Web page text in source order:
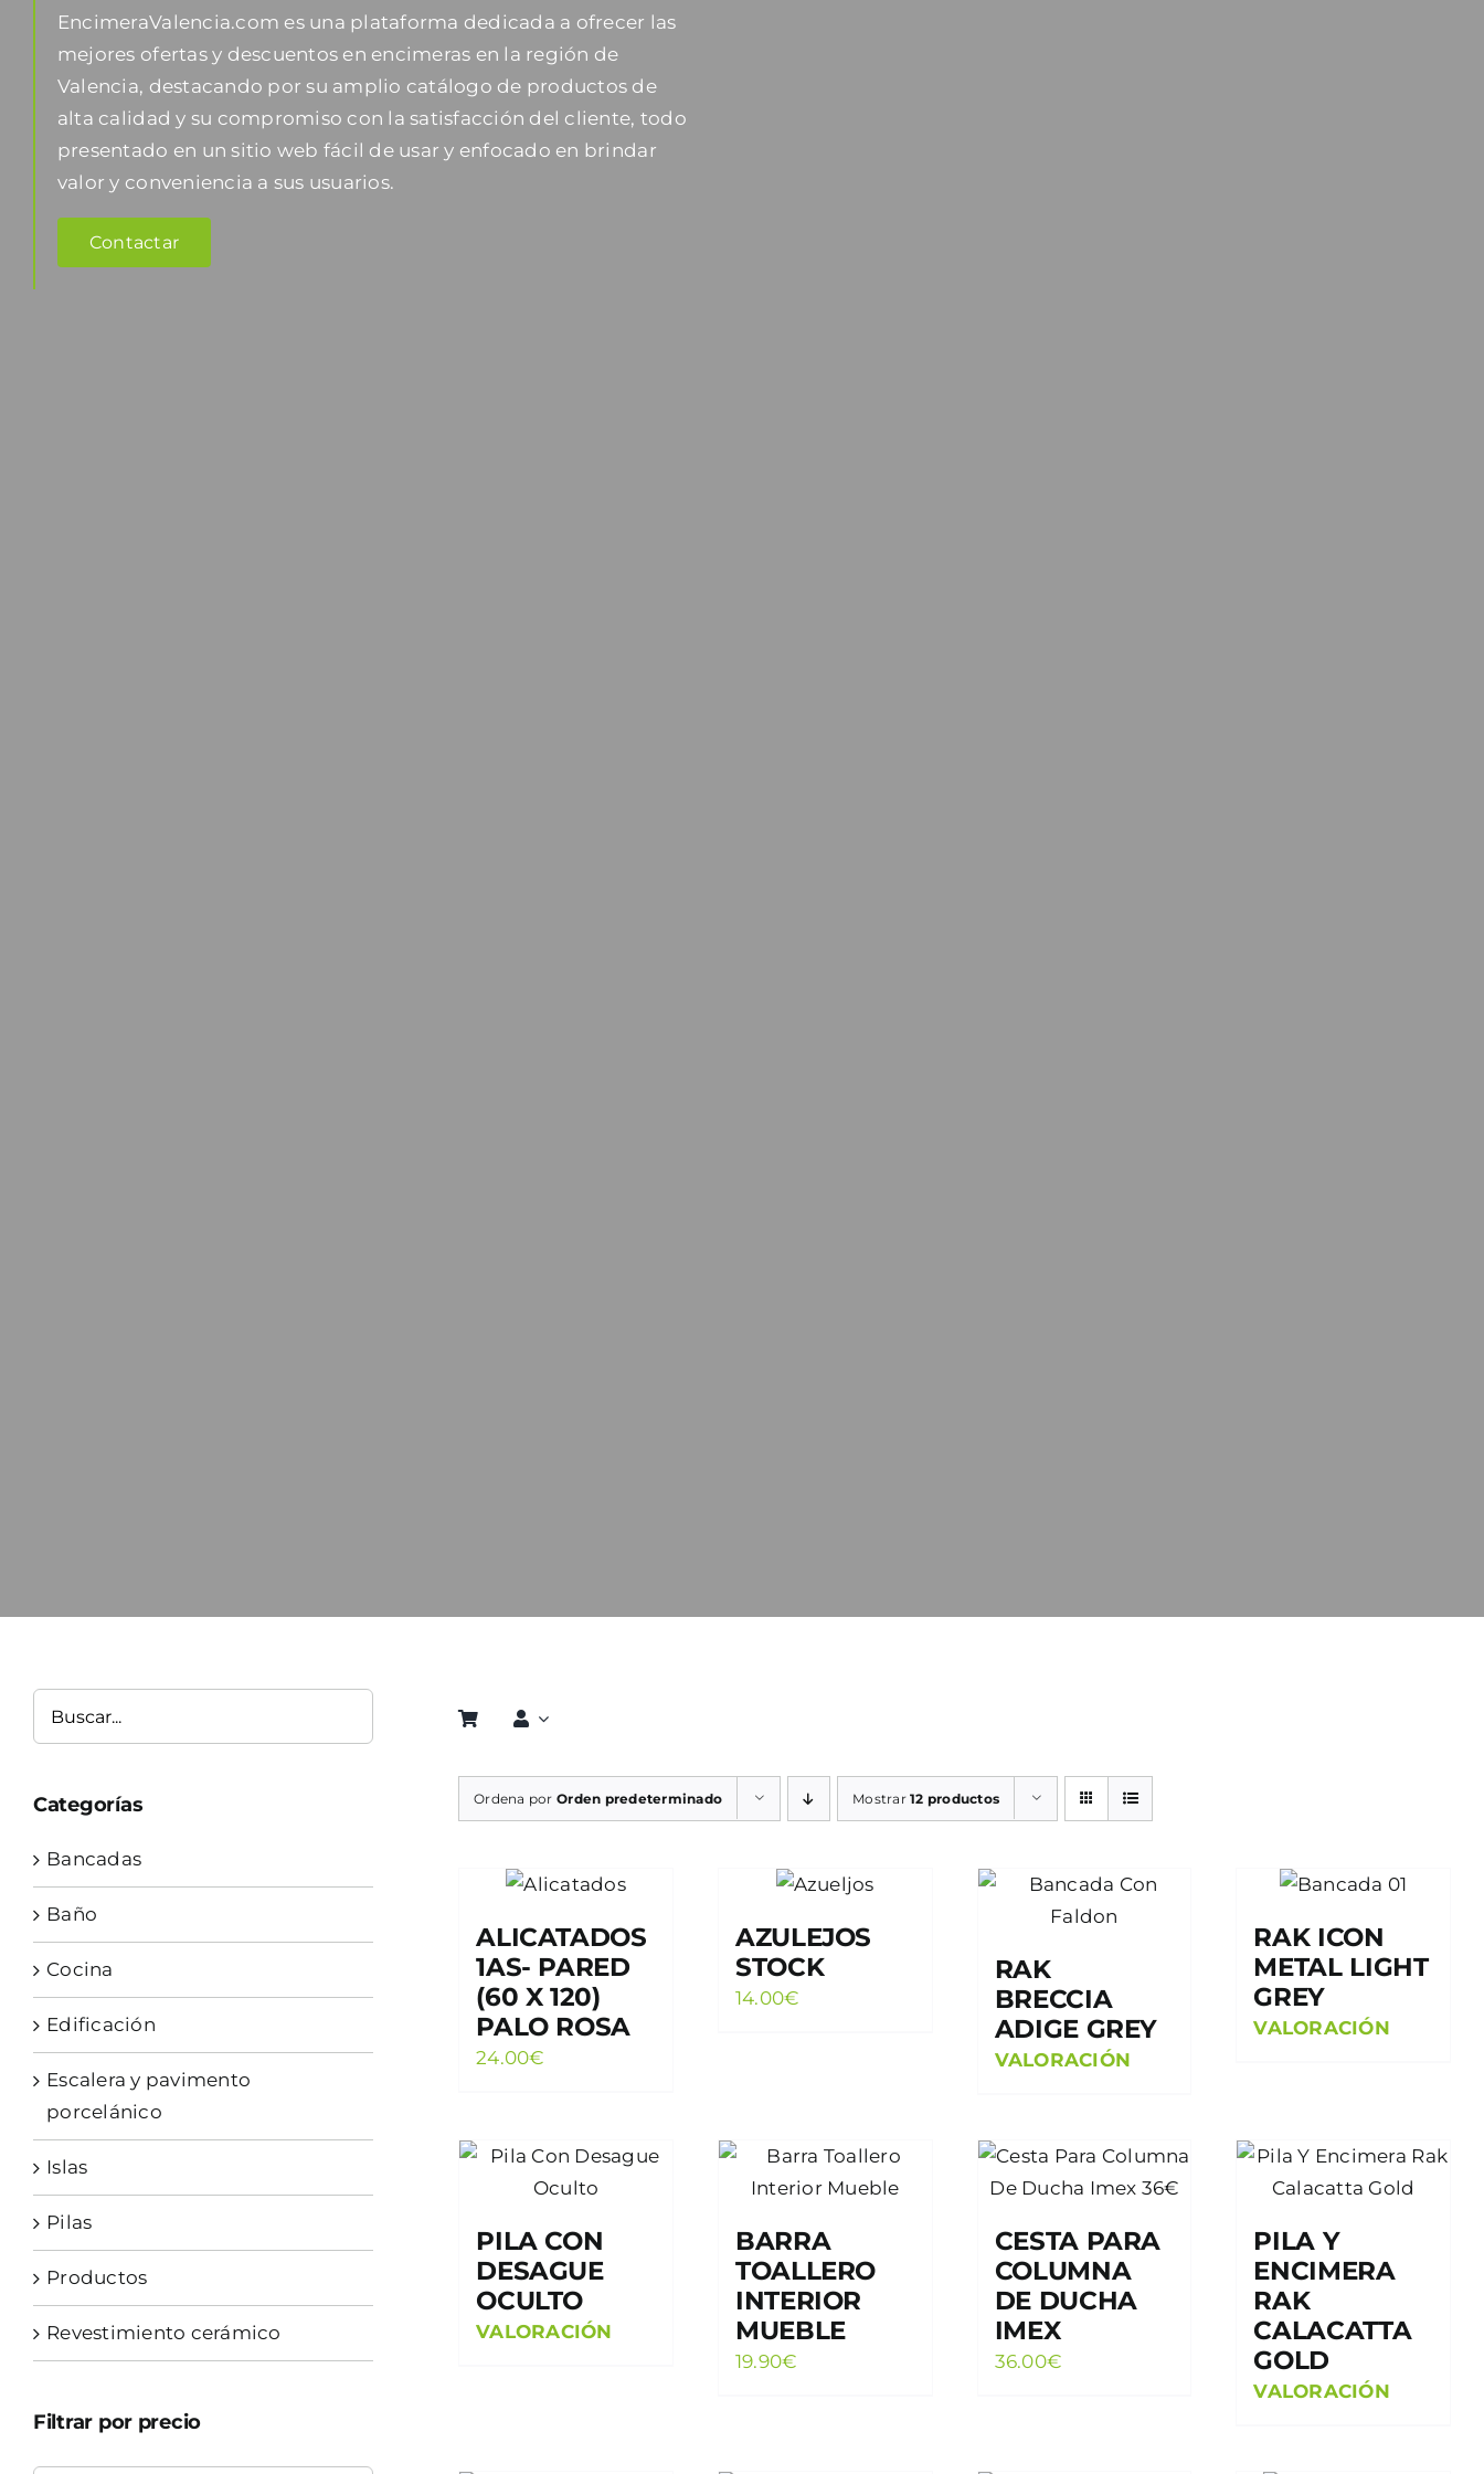
EncimeraValencia.com es una plataforma dedicada a ofrecer las
mejores ofertas y descuentos en encimeras en la región de
Valencia, destacando por su amplio catálogo de productos de
alta calidad y su compromiso con la satisfacción del cliente, todo
presentado en un sitio web fácil de usar y enfocado en brindar
valor y conveniencia a sus usuarios.
Contactar
Ordena porOrden predeterminado Mostrar12 productos
ALICATADOS
1AS- PARED
(60 X 120)
PALO ROSA
24.00€
AZULEJOS
STOCK
14.00€
RAK
BRECCIA
ADIGE GREY
VALORACIÓN
RAK ICON
METAL LIGHT
GREY
VALORACIÓN
PILA CON
DESAGUE
OCULTO
VALORACIÓN
BARRA
TOALLERO
INTERIOR
MUEBLE
19.90€
CESTA PARA
COLUMNA
DE DUCHA
IMEX
36.00€
PILA Y
ENCIMERA
RAK
CALACATTA
GOLD
VALORACIÓN
Categorías
Bancadas
Baño
Cocina
Edificación
Escalera y pavimento
porcelánico
Islas
Pilas
Productos
Revestimiento cerámico
Filtrar por precio